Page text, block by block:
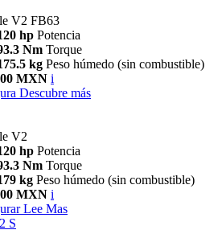
V2 FB63
hp Potencia
Nm Torque
kg Peso húmedo (sin combustible)
MXN i
Descubre más
V2
hp Potencia
Nm Torque
kg Peso húmedo (sin combustible)
MXN i
Lee Mas
S